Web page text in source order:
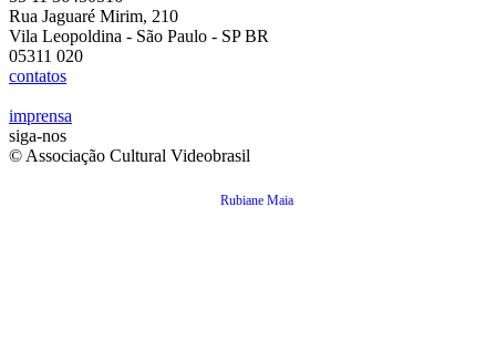
Rubiane Maia
Rua Jaguaré Mirim, 210
Vila Leopoldina - São Paulo - SP BR
05311 020
contatos
imprensa
siga-nos
© Associação Cultural Videobrasil